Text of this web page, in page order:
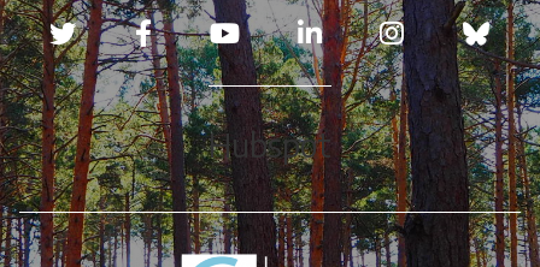
Redes sociales
Hubspot